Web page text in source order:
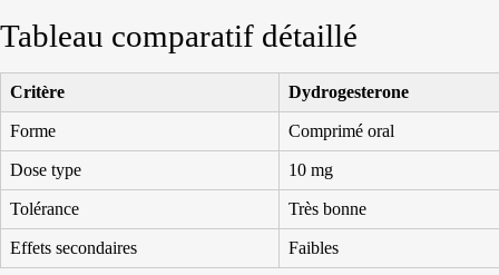
Tableau comparatif détaillé
Critère Dydrogesterone
Forme Comprimé oral
Dose type 10 mg
Tolérance Très bonne
Effets secondaires Faibles